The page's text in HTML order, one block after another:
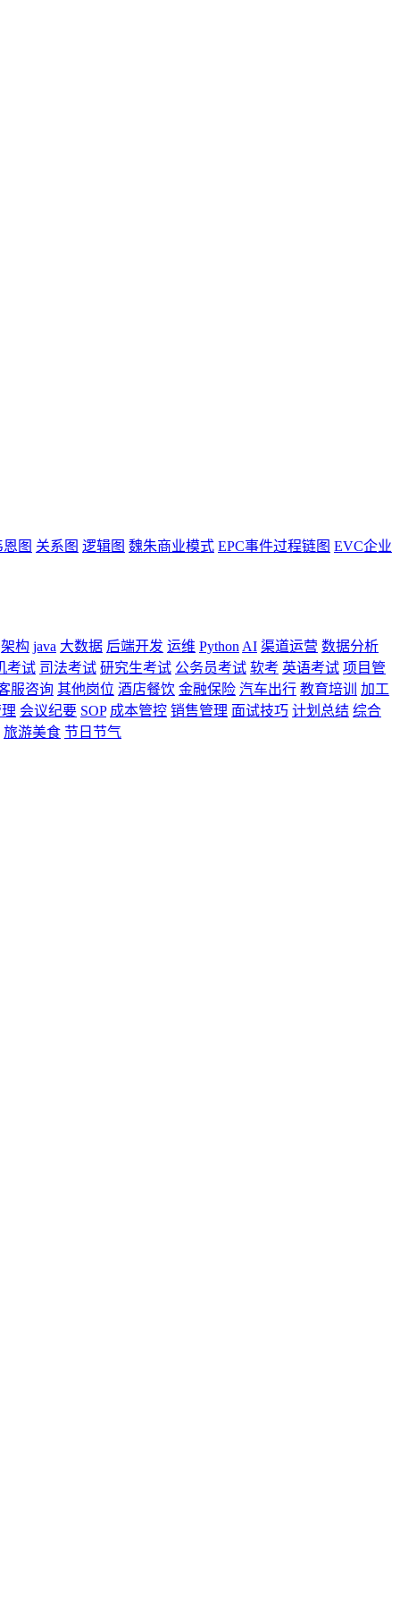
恩图 关系图 逻辑图 魏朱商业模式 EPC事件过程链图 EVC企业
架构 java 大数据 后端开发 运维 Python AI 渠道运营 数据分析
考试 司法考试 研究生考试 公务员考试 软考 英语考试 项目管
服咨询 其他岗位 酒店餐饮 金融保险 汽车出行 教育培训
加工
会议纪要 SOP 成本管控 销售管理 面试技巧 计划总结 综合
旅游美食 节日节气